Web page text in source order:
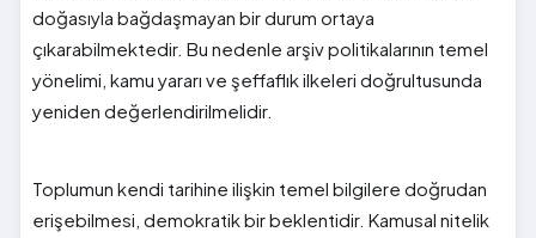
doğasıyla bağdaşmayan bir durum ortaya
çıkarabilmektedir. Bu nedenle arşiv politikalarının temel
yönelimi, kamu yararı ve şeffaflık ilkeleri doğrultusunda
yeniden değerlendirilmelidir.
Toplumun kendi tarihine ilişkin temel bilgilere doğrudan
erişebilmesi, demokratik bir beklentidir. Kamusal nitelik